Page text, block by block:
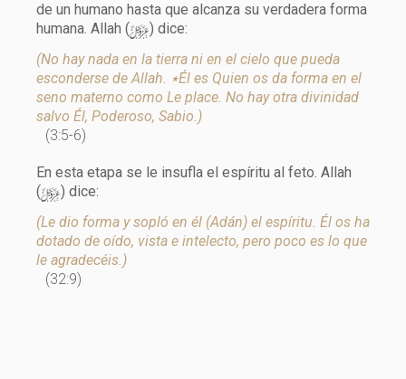
de un humano hasta que alcanza su verdadera forma
humana. Allah (y) dice:
(No hay nada en la tierra ni en el cielo que pueda
esconderse de Allah. ٭Él es Quien os da forma en el
seno materno como Le place. No hay otra divinidad
salvo Él, Poderoso, Sabio.)
(3:5-6)
En esta etapa se le insufla el espíritu al feto. Allah
(y) dice:
(Le dio forma y sopló en él (Adán) el espíritu. Él os ha
dotado de oído, vista e intelecto, pero poco es lo que
le agradecéis.)
(32:9)